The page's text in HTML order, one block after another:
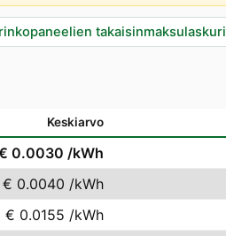
takaisinmaksulaskuri
Keskiarvo
0.0030 /kWh
€ 0.0040 /kWh
€ 0.0155 /kWh